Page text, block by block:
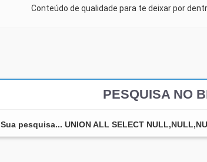
Conteúdo de qualidade para te deixar por
PESQUISA NO
Sua pesquisa... UNION ALL SELECT